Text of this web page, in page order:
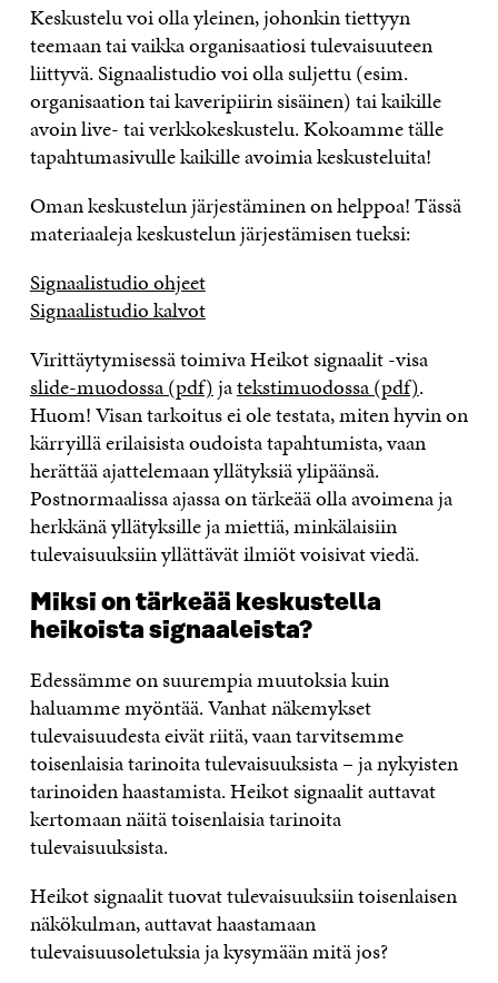
Keskustelu voi olla yleinen, johonkin tiettyyn
teemaan tai vaikka organisaatiosi tulevaisuuteen
liittyvä. Signaalistudio voi olla suljettu (esim.
organisaation tai kaveripiirin sisäinen) tai kaikille
avoin live- tai verkkokeskustelu. Kokoamme tälle
tapahtumasivulle kaikille avoimia keskusteluita!
Oman keskustelun järjestäminen on helppoa! Tässä
materiaaleja keskustelun järjestämisen tueksi:
Signaalistudio ohjeet
Signaalistudio kalvot
Virittäytymisessä toimiva Heikot signaalit -visa
slide-muodossa (pdf)jatekstimuodossa (pdf).
Huom! Visan tarkoitus ei ole testata, miten hyvin on
kärryillä erilaisista oudoista tapahtumista, vaan
herättää ajattelemaan yllätyksiä ylipäänsä.
Postnormaalissa ajassa on tärkeää olla avoimena ja
herkkänä yllätyksille ja miettiä, minkälaisiin
tulevaisuuksiin yllättävät ilmiöt voisivat viedä.
Miksi on tärkeää keskustella
heikoista signaaleista?
Edessämme on suurempia muutoksia kuin
haluamme myöntää. Vanhat näkemykset
tulevaisuudesta eivät riitä, vaan tarvitsemme
toisenlaisia tarinoita tulevaisuuksista – ja nykyisten
tarinoiden haastamista. Heikot signaalit auttavat
kertomaan näitä toisenlaisia tarinoita
tulevaisuuksista.
Heikot signaalit tuovat tulevaisuuksiin toisenlaisen
näkökulman, auttavat haastamaan
tulevaisuusoletuksia ja kysymään mitä jos?